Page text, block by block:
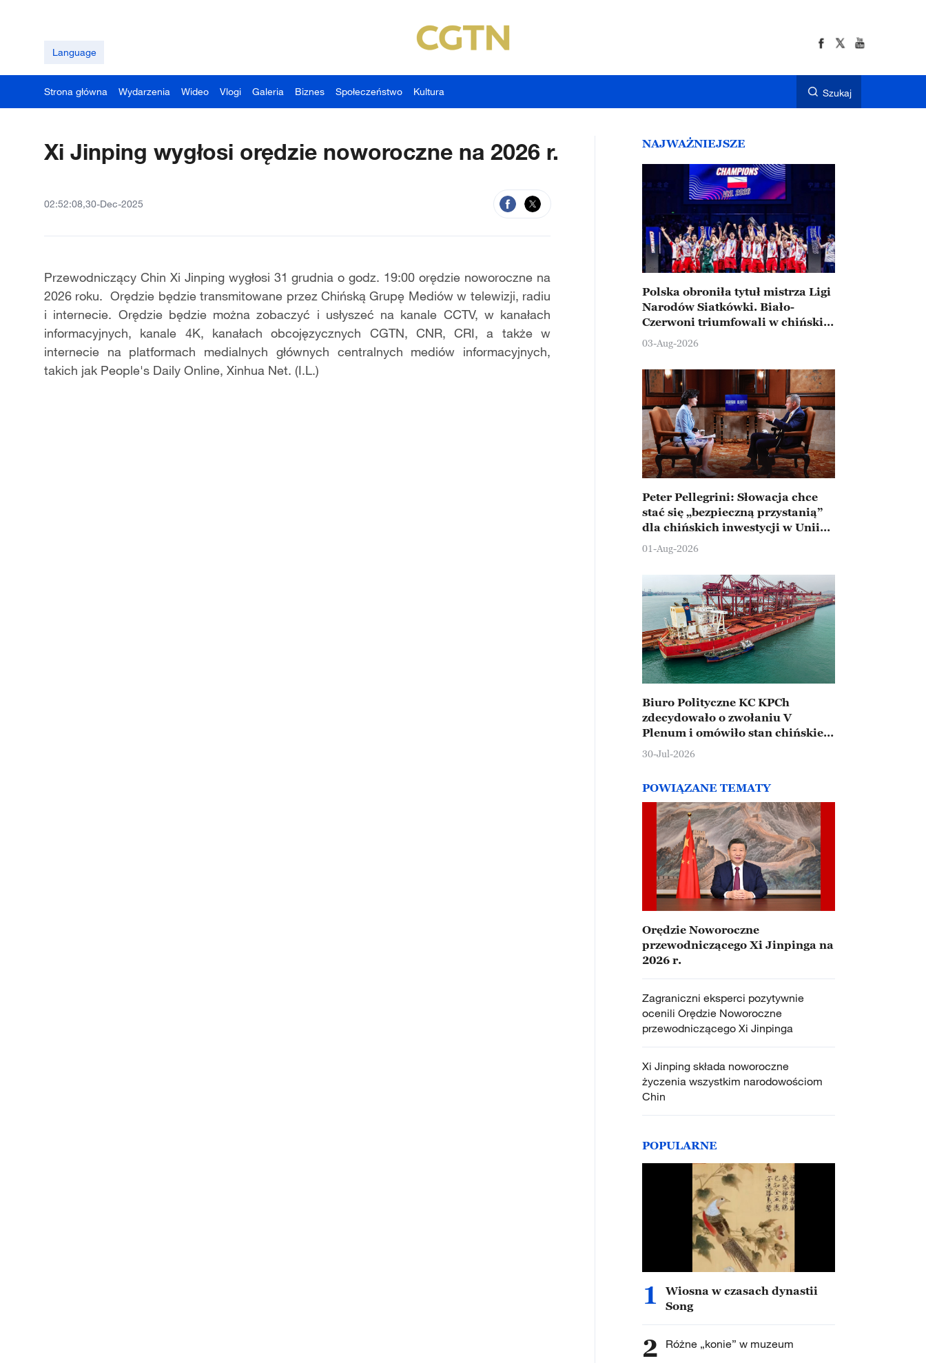
Language
Strona główna Wydarzenia Wideo Vlogi Galeria Biznes Społeczeństwo Kultura Szukaj
Xi Jinping wygłosi orędzie noworoczne na 2026 r.
02:52:08,30-Dec-2025
Przewodniczący Chin Xi Jinping wygłosi 31 grudnia o godz. 19:00 orędzie noworoczne na
2026 roku. Orędzie będzie transmitowane przez Chińską Grupę Mediów w telewizji, radiu
i internecie. Orędzie będzie można zobaczyć i usłyszeć na kanale CCTV, w kanałach
informacyjnych, kanale 4K, kanałach obcojęzycznych CGTN, CNR, CRI, a także w
internecie na platformach medialnych głównych centralnych mediów informacyjnych,
takich jak People's Daily Online, Xinhua Net. (I.L.)
NAJWAŻNIEJSZE
Polska obroniła tytuł mistrza Ligi
Narodów Siatkówki. Biało-
Czerwoni triumfowali w chińskim
Ningbo
03-Aug-2026
Peter Pellegrini: Słowacja chce
stać się „bezpieczną przystanią”
dla chińskich inwestycji w Unii
Europejskiej
01-Aug-2026
Biuro Polityczne KC KPCh
zdecydowało o zwołaniu V
Plenum i omówiło stan chińskiej
gospodarki
30-Jul-2026
POWIĄZANE TEMATY
Orędzie Noworoczne
przewodniczącego Xi Jinpinga na
2026 r.
Zagraniczni eksperci pozytywnie
ocenili Orędzie Noworoczne
przewodniczącego Xi Jinpinga
Xi Jinping składa noworoczne
życzenia wszystkim narodowościom
Chin
POPULARNE
1
Wiosna w czasach dynastii
Song
2 Różne „konie” w muzeum